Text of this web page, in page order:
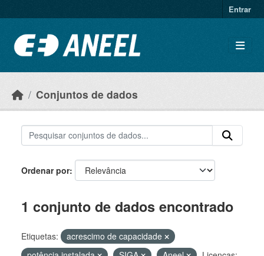
Entrar
Conjuntos de dados
Ordenar por
1 conjunto de dados encontrado
Etiquetas:
acrescimo de capacidade